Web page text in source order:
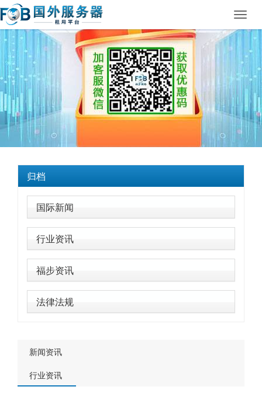
归档
国际新闻
行业资讯
福步资讯
法律法规
新闻资讯
行业资讯